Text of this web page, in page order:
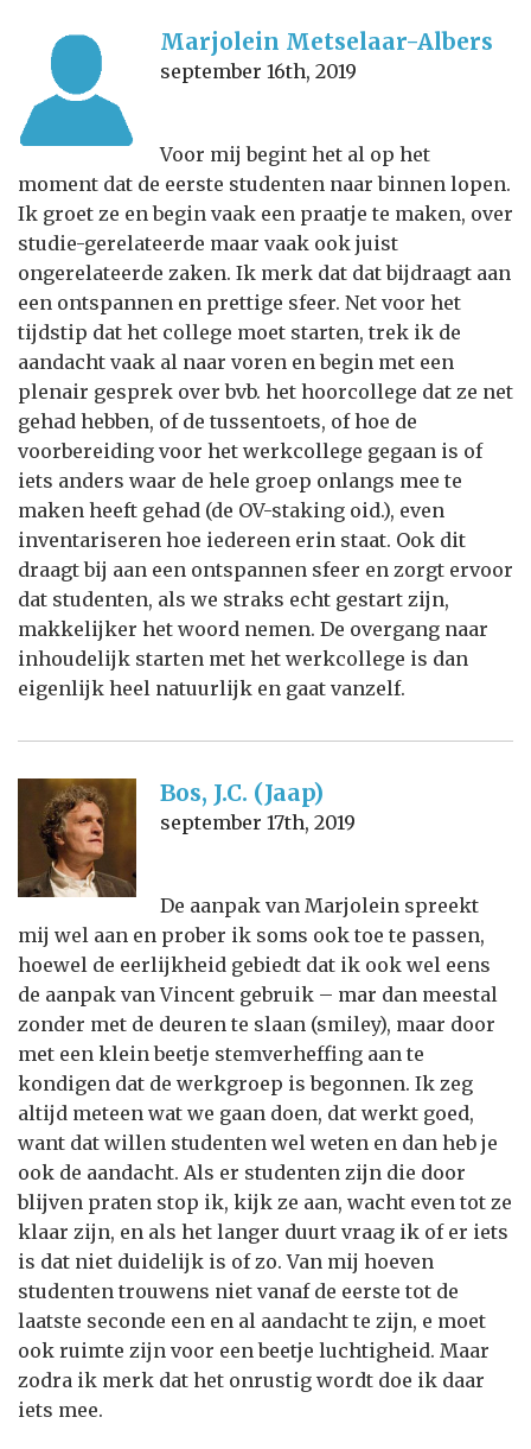
Marjolein Metselaar-Albers
september 16th, 2019
Voor mij begint het al op het
moment dat de eerste studenten naar binnen lopen.
Ik groet ze en begin vaak een praatje te maken, over
studie-gerelateerde maar vaak ook juist
ongerelateerde zaken. Ik merk dat dat bijdraagt aan
een ontspannen en prettige sfeer. Net voor het
tijdstip dat het college moet starten, trek ik de
aandacht vaak al naar voren en begin met een
plenair gesprek over bvb. het hoorcollege dat ze net
gehad hebben, of de tussentoets, of hoe de
voorbereiding voor het werkcollege gegaan is of
iets anders waar de hele groep onlangs mee te
maken heeft gehad (de OV-staking oid.), even
inventariseren hoe iedereen erin staat. Ook dit
draagt bij aan een ontspannen sfeer en zorgt ervoor
dat studenten, als we straks echt gestart zijn,
makkelijker het woord nemen. De overgang naar
inhoudelijk starten met het werkcollege is dan
eigenlijk heel natuurlijk en gaat vanzelf.
Bos, J.C. (Jaap)
september 17th, 2019
De aanpak van Marjolein spreekt
mij wel aan en prober ik soms ook toe te passen,
hoewel de eerlijkheid gebiedt dat ik ook wel eens
de aanpak van Vincent gebruik – mar dan meestal
zonder met de deuren te slaan (smiley), maar door
met een klein beetje stemverheffing aan te
kondigen dat de werkgroep is begonnen. Ik zeg
altijd meteen wat we gaan doen, dat werkt goed,
want dat willen studenten wel weten en dan heb je
ook de aandacht. Als er studenten zijn die door
blijven praten stop ik, kijk ze aan, wacht even tot ze
klaar zijn, en als het langer duurt vraag ik of er iets
is dat niet duidelijk is of zo. Van mij hoeven
studenten trouwens niet vanaf de eerste tot de
laatste seconde een en al aandacht te zijn, e moet
ook ruimte zijn voor een beetje luchtigheid. Maar
zodra ik merk dat het onrustig wordt doe ik daar
iets mee.